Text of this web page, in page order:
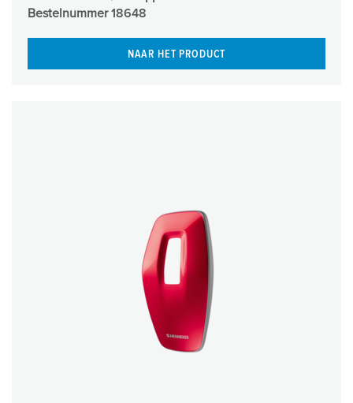
Bestelnummer18648
NAAR HET PRODUCT